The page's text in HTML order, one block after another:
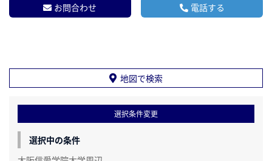
お問合わせ 電話する
地図で検索
選択条件変更
選択中の条件